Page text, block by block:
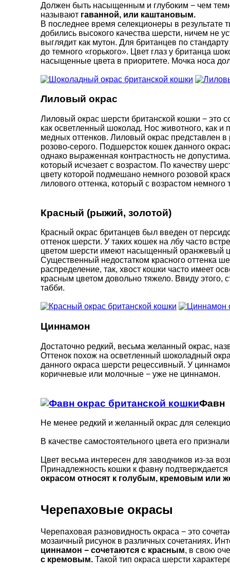
Должен быть насыщенным и глубоким − чем
называют гаванной, или каштановым.
В последнее время селекционеры в результате
добились высокого качества шерсти, ничем не
выглядит как мутон. Для британцев по
до темного «горького». Цвет глаз у британца
насыщенные цвета в приоритете. Мочка носа
Лиловый окрас
Лиловый окрас шерсти британской кошки − это
как осветленный шоколад. Нос животного, как и
медных оттенков. Лиловый окрас представлен
розово-серого. Подшерсток кошек данного
однако выраженная контрастность не
который исчезает с возрастом. По качеству
цвету которой подмешано немного розовой
лилового оттенка, который с возрастом немного
Красный (рыжий, золотой)
Красный окрас британцев был введен от
оттенок шерсти. У таких кошек на лбу часто
цветом шерсти имеют насыщенный оранжевый
Существенный недостатком красного оттенка
распределение, так, хвост кошки часто имеет
красным цветом довольно тяжело. Ввиду
табби.
Циннамон
Достаточно редкий, весьма желанный окрас,
Оттенок похож на осветленный шоколадный
данного окраса шерсти рецессивный. У
коричневые или молочные − уже не циннамон.
Фавн
Не менее редкий и желанный окрас для
В качестве самостоятельного цвета его
Цвет весьма интересен для заводчиков из-за
Принадлежность кошки к фавну
окрасом относят к голубым, кремовым или
Черепаховые окрасы
Черепаховая разновидность окраса − это
мозаичный рисунок в различных сочетаниях.
циннамон − сочетаются с красным, в свою
с кремовым. Такой тип окраса шерсти